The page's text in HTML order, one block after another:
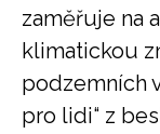
zaměřuje na
klimatickou
podzemních
pro lidi“ z